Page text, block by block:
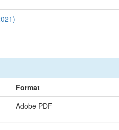
Format
Adobe PDF